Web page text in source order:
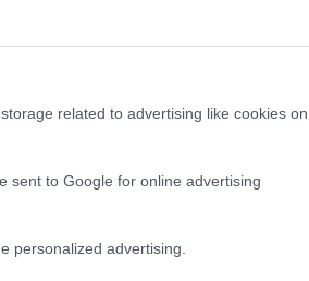
related to advertising like cookies on
sent to Google for online advertising
personalized advertising.